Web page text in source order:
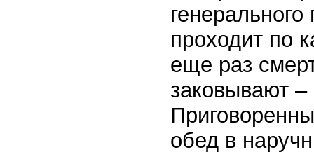
проходит по
еще раз
заковывают
обед в